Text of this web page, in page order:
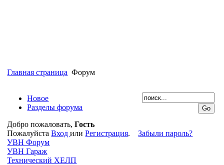
Главная страница Форум
Новое
Разделы форума
Добро пожаловать,Гость
ПожалуйстаВходилиРегистрация.Забыли пароль?
УВН Форум
УВН Гараж
Технический ХЕЛП